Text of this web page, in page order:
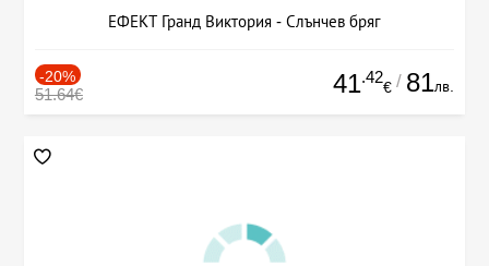
ЕФЕКТ Гранд Виктория - Слънчев бряг
-20%
51.64€ 41.42
€ / 81лв.